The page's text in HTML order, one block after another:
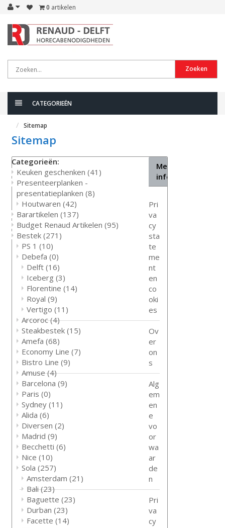
0 artikelen
Zoeken
CATEGORIEËN
Sitemap
Sitemap
Categorieën:
Keuken geschenken (41)
Presenteerplanken -
presentatieplanken (8)
Houtwaren (42)
Barartikelen (137)
Budget Renaud Artikelen (95)
Bestek (271)
PS 1 (10)
Debefa (0)
Delft (16)
Iceberg (3)
Florentine (14)
Royal (9)
Vertigo (11)
Arcoroc(4)
Steakbestek (15)
Amefa (68)
Economy Line (7)
Bistro Line (9)
Amuse(4)
Barcelona (9)
Paris (0)
Sydney (11)
Alida (6)
Diversen (2)
Madrid (9)
Becchetti (6)
Nice (10)
Sola (257)
Amsterdam (21)
Bali(23)
Baguette (23)
Durban (23)
Facette (14)
Meer
informatie
Pri
va
cy
sta
te
me
nt
en
co
oki
es
Ov
er
on
s
Alg
em
en
e
vo
or
wa
ar
de
n
Pri
va
cy